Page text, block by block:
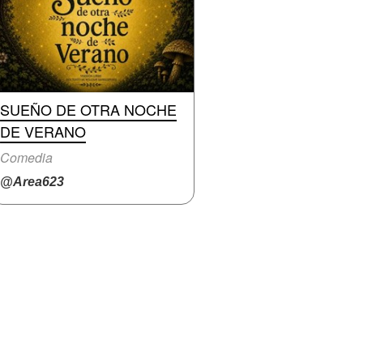
SUEÑO DE OTRA NOCHE
DE VERANO
Comedia
@Area623